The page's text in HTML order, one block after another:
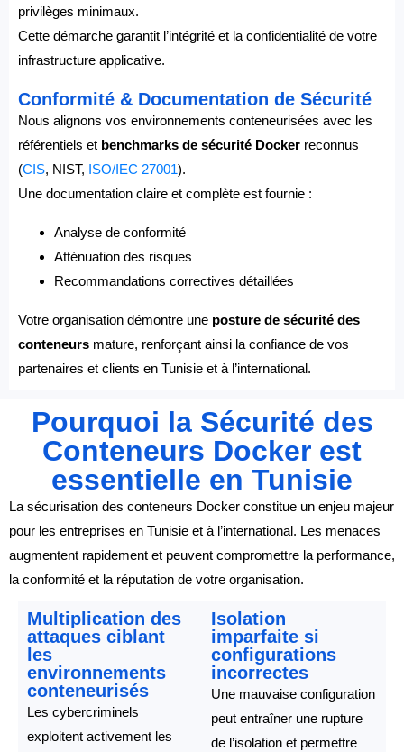
privilèges minimaux.
Cette démarche garantit l’intégrité et la confidentialité de votre
infrastructure applicative.
Conformité & Documentation de Sécurité
Nous alignons vos environnements conteneurisées avec les
référentiels et benchmarks de sécurité Docker reconnus
(CIS, NIST, ISO/IEC 27001).
Une documentation claire et complète est fournie :
Analyse de conformité
Atténuation des risques
Recommandations correctives détaillées
Votre organisation démontre une posture de sécurité des
conteneurs mature, renforçant ainsi la confiance de vos
partenaires et clients en Tunisie et à l’international.
Pourquoi la Sécurité des
Conteneurs Docker est
essentielle en Tunisie
La sécurisation des conteneurs Docker constitue un enjeu majeur
pour les entreprises en Tunisie et à l’international. Les menaces
augmentent rapidement et peuvent compromettre la performance,
la conformité et la réputation de votre organisation.
Multiplication des
attaques ciblant
les
environnements
conteneurisés
Les cybercriminels
exploitent activement les
Isolation
imparfaite si
configurations
incorrectes
Une mauvaise configuration
peut entraîner une rupture
de l’isolation et permettre